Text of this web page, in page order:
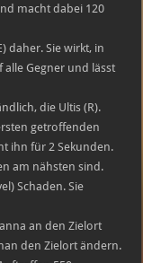
macht dabei 120
daher. Sie wirkt, in
alle Gegner und lässt
die Ultis (R).
getroffenden
ihn für 2 Sekunden.
am nähsten sind.
Schaden. Sie
an den Zielort
den Zielort ändern.